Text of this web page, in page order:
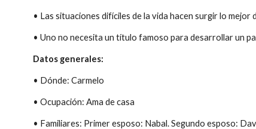
• Las situaciones difíciles de la vida hacen surgir lo mejor
• Uno no necesita un título famoso para desarrollar un
Datos generales:
• Dónde: Carmelo
• Ocupación: Ama de casa
• Familiares: Primer esposo: Nabal. Segundo esposo: